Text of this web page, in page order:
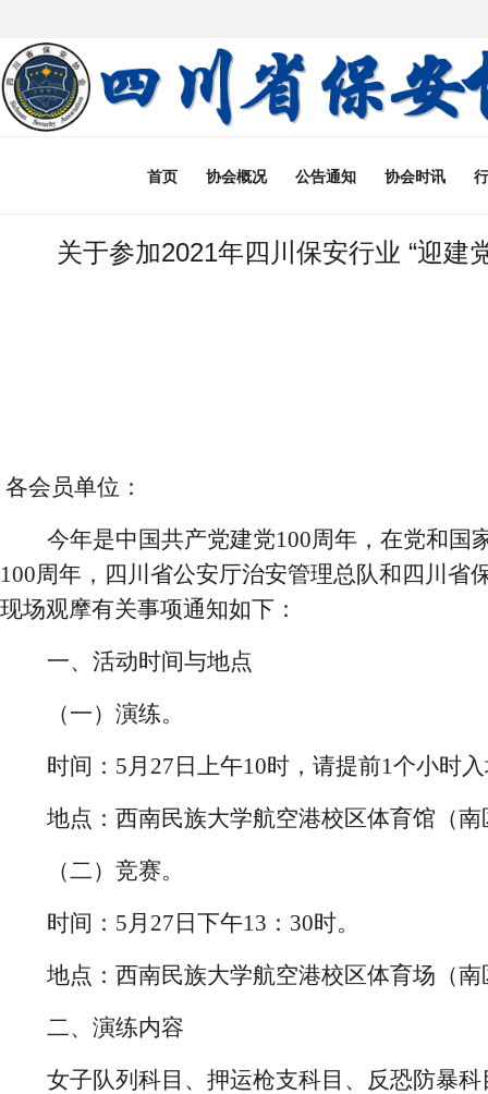
首页 协会概况 公告通知 协会时讯
关于参加2021年四川保安行业 “迎
各会员单位：
今年是中国共产党建党100周年， 在党和国
100周年 ， 四川省公安厅治安管理总队和四川省
现场观摩有关事项通知如下：
一、活动时间与地点
（一）演练。
时间： 5月27日上午10时，请提前1个小时
地点： 西南民族大学航空港校区体育馆 （
（二）竞赛。
时间： 5月27日下午13：30时。
地点： 西南民族大学航空港校区体育场（南
二、演练内容
女子队列科目、押运枪支科目、反恐防暴